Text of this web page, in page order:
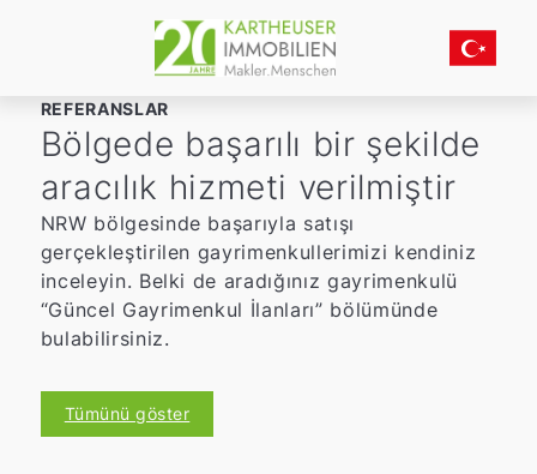
REFERANSLAR
Bölgede başarılı bir şekilde
aracılık hizmeti verilmiştir
NRW bölgesinde başarıyla satışı
gerçekleştirilen gayrimenkullerimizi kendiniz
inceleyin. Belki de aradığınız gayrimenkulü
“Güncel Gayrimenkul İlanları” bölümünde
bulabilirsiniz.
Tümünü göster